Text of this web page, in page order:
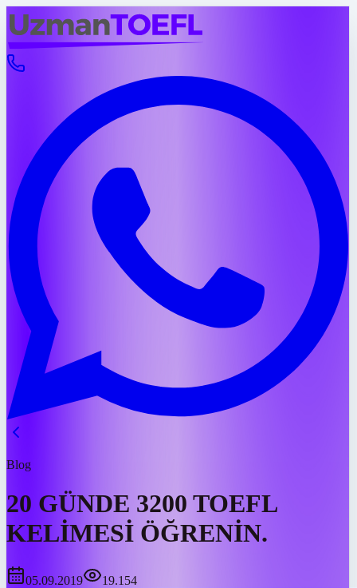
Blog
20 GÜNDE 3200 TOEFL
KELİMESİ ÖĞRENİN.
05.09.2019 19.154